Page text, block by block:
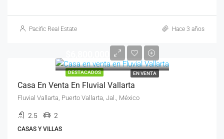
Pacific Real Estate Hace 3 años
DESTACADOS EN VENTA
Casa En Venta En Fluvial Vallarta
Fluvial Vallarta, Puerto Vallarta, Jal., México
2.5 2
CASAS Y VILLAS